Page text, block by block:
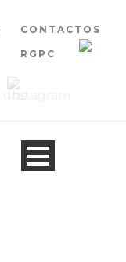
CONTACTOS
RGPC